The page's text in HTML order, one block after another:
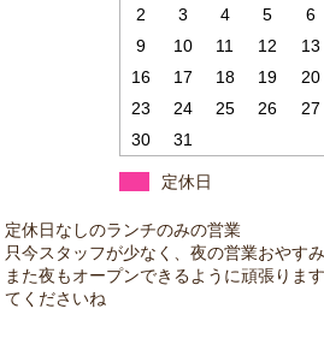
2
3 4 5 6
9
10 11 12 13
16
17 18 19 20
23
24 25 26 27
30
31
定休日